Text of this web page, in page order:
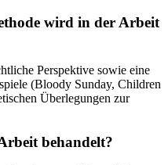
wird in der Arbeit
Perspektive sowie eine
(Bloody Sunday, Children
Überlegungen zur
behandelt?